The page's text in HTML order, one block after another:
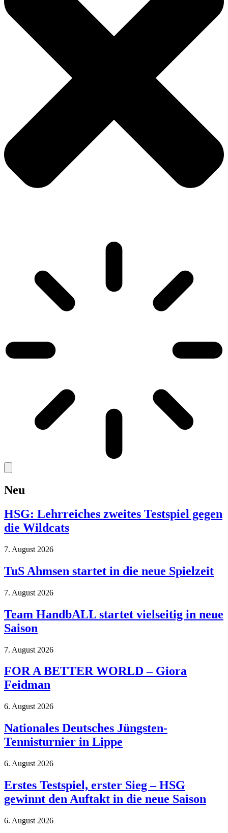
Neu
HSG: Lehrreiches zweites Testspiel gegen
die Wildcats
7. August 2026
TuS Ahmsen startet in die neue Spielzeit
7. August 2026
Team HandbALL startet vielseitig in neue
Saison
7. August 2026
FOR A BETTER WORLD – Giora
Feidman
6. August 2026
Nationales Deutsches Jüngsten-
Tennisturnier in Lippe
6. August 2026
Erstes Testspiel, erster Sieg – HSG
gewinnt den Auftakt in die neue Saison
6. August 2026